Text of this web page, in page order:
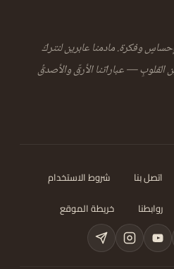
وفكرة. مادمنا عابرين لنتركَ
— عباراتنا الأرقّ والأصدقُ
اتصل بنا
شروط الاستخدام
روابطنا خريطة الموقع